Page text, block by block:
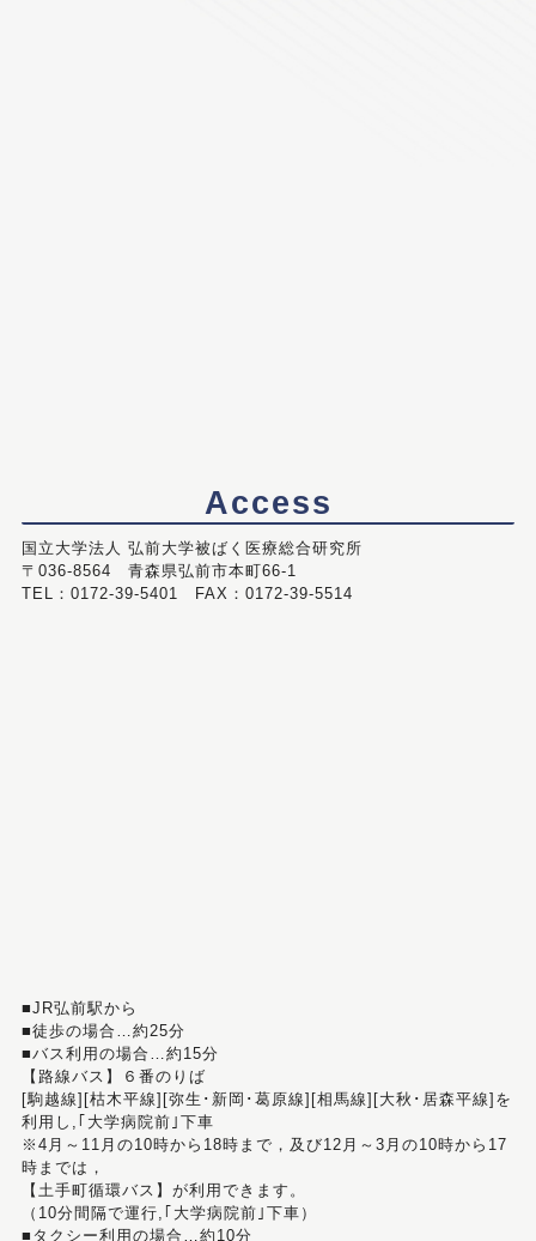
Access
国立大学法人 弘前大学被ばく医療総合研究所
〒036-8564 青森県弘前市本町66-1
TEL：0172-39-5401 FAX：0172-39-5514
■JR弘前駅から
■徒歩の場合…約25分
■バス利用の場合…約15分
【路線バス】６番のりば
[駒越線][枯木平線][弥生･新岡･葛原線][相馬線][大秋･居森平線]を
利用し,｢大学病院前｣下車
※4月～11月の10時から18時まで，及び12月～3月の10時から17
時までは，
【土手町循環バス】が利用できます。
（10分間隔で運行,｢大学病院前｣下車）
■タクシー利用の場合…約10分